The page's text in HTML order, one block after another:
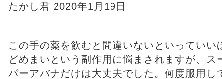
たかし君 2020年1月19日
この手の薬を飲むと間違いないといっていい
どめまいという副作用に悩まされますが、ス
パーアバナだけは大丈夫でした。何度服用し